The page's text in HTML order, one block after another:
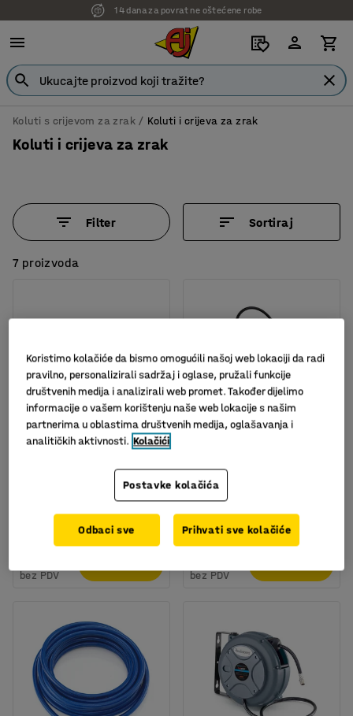
14 dana za povrat ne oštećene robe
Koluti s crijevom za zrak Koluti i crijeva za zrak
Koluti i crijeva za zrak
Filter Sortiraj
7 proizvoda
Dostupan u nekoliko opcija
bez PDV
samostalno namatanje,
15m, 20 bara
Art. br.:
862,00
bez PDV
Koristimo kolačiće da bismo omogućili našoj web lokaciji da radi
pravilno, personalizirali sadržaj i oglase, pružali funkcije
društvenih medija i analizirali web promet. Također dijelimo
informacije o vašem korištenju naše web lokacije s našim
partnerima u oblastima društvenih medija, oglašavanja i
analitičkih aktivnosti. Kolačići
Postavke kolačića
Odbaci sve Prihvati sve kolačiće